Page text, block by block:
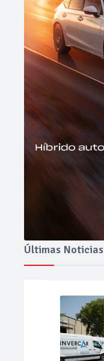
Últimas Noticias